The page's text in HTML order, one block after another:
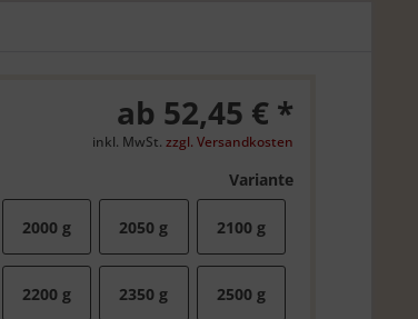
ab 52,45 € *
inkl. MwSt. zzgl. Versandkosten
Variante
2000 g 2050 g 2100 g
2200 g 2350 g 2500 g